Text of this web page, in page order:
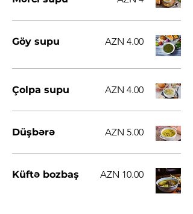
Göy supu AZN 4.00
Çolpa supu AZN 4.00
Düşbərə AZN 5.00
Küftə bozbaş AZN 10.00